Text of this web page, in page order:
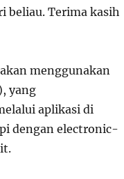
beliau. Terima kasih
menggunakan
yang
aplikasi di
dengan electronic-